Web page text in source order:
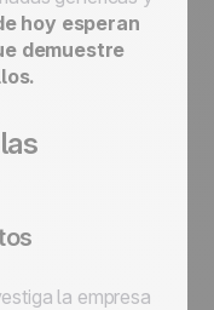
hoy esperan
demuestre
la empresa